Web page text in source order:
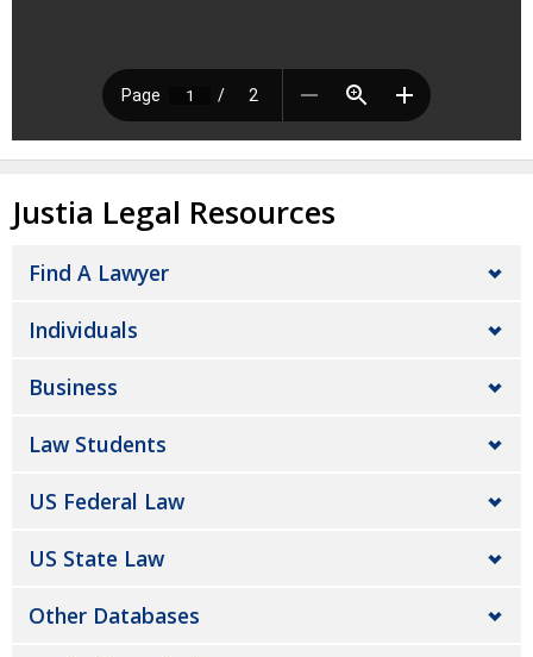
Justia Legal Resources
Find A Lawyer
Individuals
Business
Law Students
US Federal Law
US State Law
Other Databases